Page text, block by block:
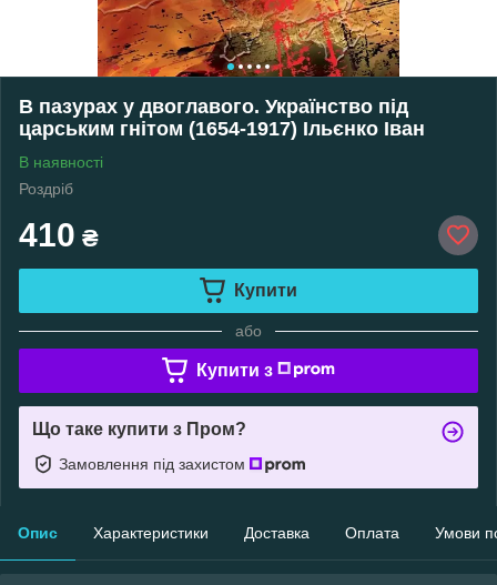
В пазурах у двоглавого. Українство під
царським гнітом (1654-1917) Ільєнко Іван
В наявності
Роздріб
410 ₴
Купити
або
Купити з
Що таке купити з Пром?
Замовлення під захистом
Опис Характеристики Доставка Оплата Умови